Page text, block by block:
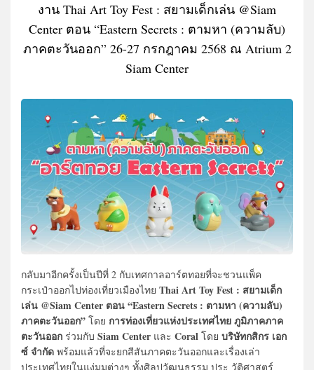
งาน Thai Art Toy Fest : สยามเด็กเล่น @Siam
Center ตอน “Eastern Secrets : ตามหา (ความลับ)
ภาคตะวันออก” 26-27 กรกฎาคม 2568 ณ Atrium 2
Siam Center
กลับมาอีกครั้งเป็นปีที่ 2 กับเทศกาลอาร์ตทอยที่จะชวนแพ็ค
กระเป๋าออกไปท่องเที่ยวเมืองไทย Thai Art Toy Fest : สยามเด็ก
เล่น @Siam Center ตอน “Eastern Secrets : ตามหา (ความลับ)
ภาคตะวันออก” โดย การท่องเที่ยวแห่งประเทศไทย ภูมิภาคภาค
ตะวันออก ร่วมกับ Siam Center และ Coral โดย บริษัทกสิกร เอก
ซ์ จำกัด พร้อมแล้วที่จะยกสีสันภาคตะวันออกและเรื่องเล่า
ประเทศไทยในแง่มุมต่างๆ ทั้งศิลปวัฒนธรรม ประ วัติศาสตร์